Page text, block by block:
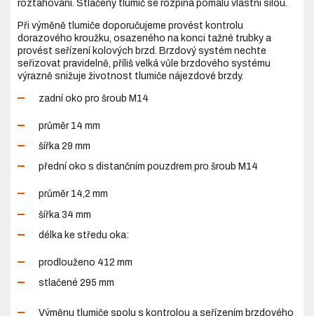
roztahování. Stlačený tlumič se rozpíná pomalu vlastní silou.
Při výměně tlumiče doporučujeme provést kontrolu
dorazového kroužku, osazeného na konci tažné trubky a
provést seřízení kolových brzd. Brzdový systém nechte
seřizovat pravidelně, příliš velká vůle brzdového systému
výrazně snižuje životnost tlumiče nájezdové brzdy.
zadní oko pro šroub M14
průměr 14 mm
šířka 29 mm
přední oko s distančním pouzdrem pro šroub M14
průměr 14,2 mm
šířka 34 mm
délka ke středu oka:
prodlouženo 412 mm
stlačené 295 mm
Výměnu tlumiče spolu s kontrolou a seřízením brzdového